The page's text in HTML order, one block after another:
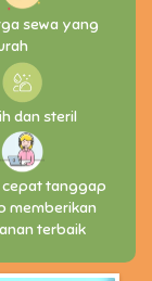
sewa yang
dan steril
cepat tanggap
memberikan
terbaik